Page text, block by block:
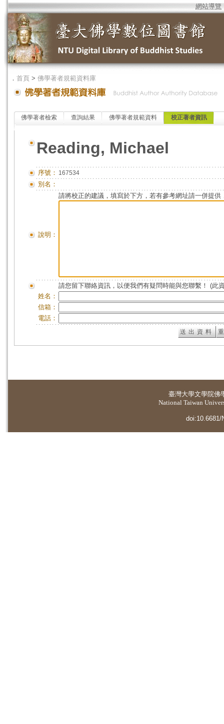
網站導覽
． 首頁 > 佛學著者規範資料庫
佛學著者檢索 查詢結果 佛學著者規範資料 校正著者資訊
Reading, Michael
序號： 167534
別名：
說明：
請將校正的建議，填寫於下方，若有參考網址請一併提供
請您留下聯絡資訊，以便我們有疑問時能與您聯繫！ (此
姓名：
信箱：
電話：
臺灣大學文學院佛
National Taiwan
doi:10.6681/